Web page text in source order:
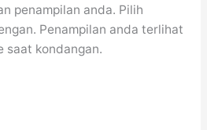
penampilan anda. Pilih
Penampilan anda terlihat
saat kondangan.